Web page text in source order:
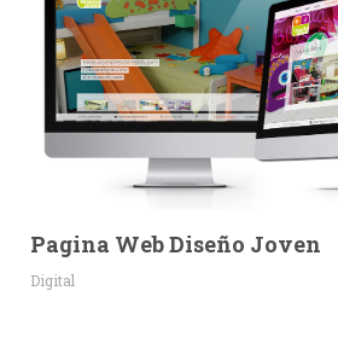
Pagina Web Diseño Joven
Digital